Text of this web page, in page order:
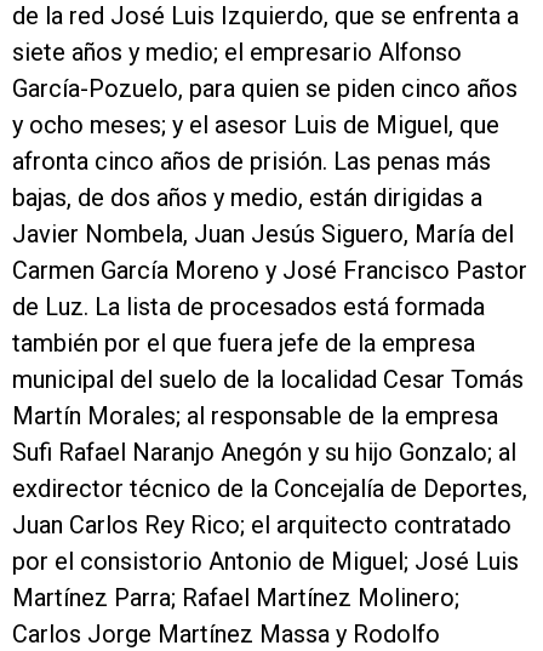
de la red José Luis Izquierdo, que se enfrenta a
siete años y medio; el empresario Alfonso
García-Pozuelo, para quien se piden cinco años
y ocho meses; y el asesor Luis de Miguel, que
afronta cinco años de prisión. Las penas más
bajas, de dos años y medio, están dirigidas a
Javier Nombela, Juan Jesús Siguero, María del
Carmen García Moreno y José Francisco Pastor
de Luz. La lista de procesados está formada
también por el que fuera jefe de la empresa
municipal del suelo de la localidad Cesar Tomás
Martín Morales; al responsable de la empresa
Sufi Rafael Naranjo Anegón y su hijo Gonzalo; al
exdirector técnico de la Concejalía de Deportes,
Juan Carlos Rey Rico; el arquitecto contratado
por el consistorio Antonio de Miguel; José Luis
Martínez Parra; Rafael Martínez Molinero;
Carlos Jorge Martínez Massa y Rodolfo